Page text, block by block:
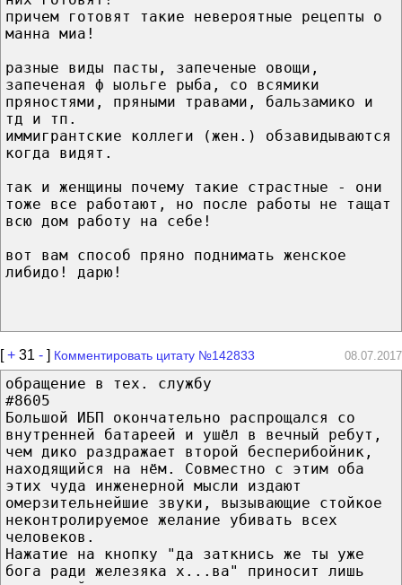
причем готовят такие невероятные рецепты о
манна миа!
разные виды пасты, запеченые овощи,
запеченая ф ыольге рыба, со всямики
пряностями, пряными травами, бальзамико и
тд и тп.
иммигрантские коллеги (жен.) обзавидываются
когда видят.
так и женщины почему такие страстные - они
тоже все работают, но после работы не тащат
всю дом работу на себе!
вот вам способ пряно поднимать женское
либидо! дарю!
[+ 31 - ] Комментировать цитату №142833 08.07.2017
обращение в тех. службу
#8605
Большой ИБП окончательно распрощался со
внутренней батареей и ушёл в вечный ребут,
чем дико раздражает второй бесперибойник,
находящийся на нём. Совместно с этим оба
этих чуда инженерной мысли издают
омерзительнейшие звуки, вызывающие стойкое
неконтролируемое желание убивать всех
человеков.
Нажатие на кнопку "да заткнись же ты уже
бога ради железяка х...ва" приносит лишь